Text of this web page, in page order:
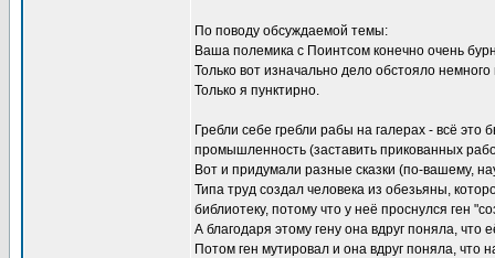
По поводу обсуждаемой темы:
Ваша полемика с Поинтсом конечно очень
Только вот изначально дело обстояло
Только я пунктирно.
Гребли себе гребли рабы на галерах - всё
промышленность (заставить прикованных
Вот и придумали разные сказки (по-вашему,
Типа труд создал человека из обезьяны,
библиотеку, потому что у неё проснулся ген
А благодаря этому гену она вдруг поняла, что
Потом ген мутировал и она вдруг поняла, что